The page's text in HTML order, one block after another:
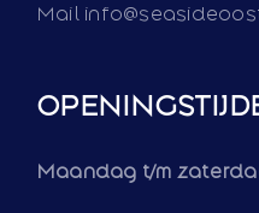
Mail
Maandag t/m